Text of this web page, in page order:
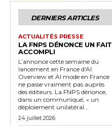
DERNIERS ARTICLES
ACTUALITÉS PRESSE
LA FNPS DÉNONCE UN FAIT
ACCOMPLI
L’annonce cette semaine du
lancement en France d'AI
Overview et AI mode en France
ne passe vraiment pas auprès
des éditeurs. La FNPS dénonce,
dans un communiqué, « un
déploiement unilatéral...
24 juillet 2026